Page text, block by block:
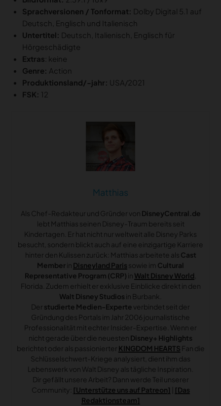
Sprachversionen / Tonformat: Dolby Digital 5.1 auf
Deutsch, Englisch und Italienisch
Untertitel: Deutsch, Italienisch, Englisch für
Hörgeschädigte
Extras : keine
Genre: Action
Produktionsland/-jahr:
USA/2021
FSK: 12
Matthias
Als Chef-Redakteur und Gründer von DisneyCentral.de
lebt Matthias seinen Disney-Traum bereits seit
Kindertagen. Er hat nicht nur weltweit alle Disney Parks
besucht, sondern blickt auch auf eine einzigartige Karriere
hinter den Kulissen zurück: Matthias arbeitete als Cast
Memberin Disneyland Paris sowie im Cultural
Representative Program (CRP) in Walt Disney World
Florida. Zudem erhielt er exklusive Einblicke direkt in den
Walt Disney Studios in Burbank.
Der studierte Medien-Experte verbindet seit der
Gründung des Portals im Jahr 2006 journalistische
Professionalität mit echter Insider-Expertise. Wenn er
nicht gerade über die neuesten Disney+ Highlights
berichtet oder als passionierter KINGDOM HEARTS Fan die
Schlüsselschwert-Kriege analysiert, dient ihm das
Lebenswerk von Walt Disney als tägliche Inspiration.
Dir gefällt unsere Arbeit? Dann werde Teil unserer
Community: [Unterstütze uns auf Patreon]
[Das
Redaktionsteam]